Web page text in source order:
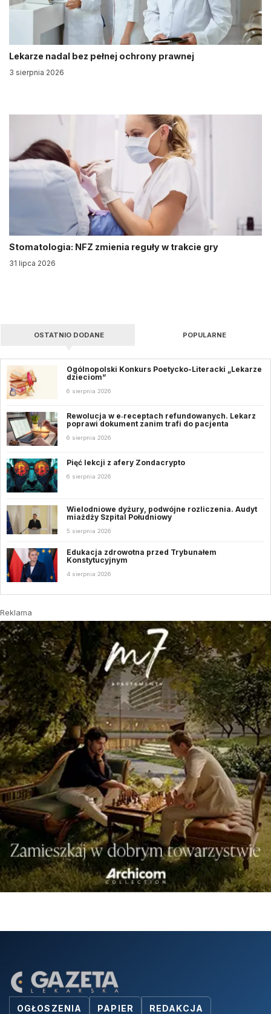
Lekarze nadal bez pełnej ochrony prawnej
3 sierpnia 2026
Stomatologia: NFZ zmienia reguły w trakcie gry
31 lipca 2026
OSTATNIO DODANE POPULARNE
Ogólnopolski Konkurs Poetycko-Literacki „Lekarze
dzieciom”
6 sierpnia 2026
Rewolucja w e‑receptach refundowanych. Lekarz
poprawi dokument zanim trafi do pacjenta
6 sierpnia 2026
Pięć lekcji z afery Zondacrypto
6 sierpnia 2026
Wielodniowe dyżury, podwójne rozliczenia. Audyt
miażdży Szpital Południowy
5 sierpnia 2026
Edukacja zdrowotna przed Trybunałem
Konstytucyjnym
4 sierpnia 2026
Reklama
OGŁOSZENIA PAPIER REDAKCJA